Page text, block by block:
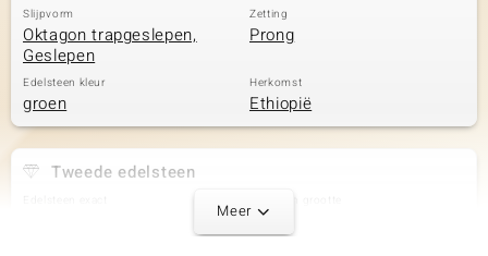
Slijpvorm
Oktagon trapgeslepen,
Geslepen
Zetting
Prong
Edelsteen kleur
groen
Herkomst
Ethiopië
Tweede edelsteen
72 à 1 mm
Meer